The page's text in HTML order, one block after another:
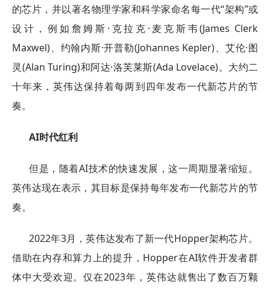
的芯片，并以著名物理学家和科学家命名每一代“架构”或
设计，例如詹姆斯·克拉克·麦克斯韦(James Clerk
Maxwel)、约翰内斯·开普勒(Johannes Kepler)、艾伦·图
灵(Alan Turing)和阿达·洛芙莱斯(Ada Lovelace)。大约二
十年来，英伟达保持着每两到四年发布一代新芯片的节
奏。
AI时代红利
但是，随着AI技术的快速发展，这一周期显著缩短。
英伟达现在表示，其目标是保持每年发布一代新芯片的节
奏。
2022年3月，英伟达发布了新一代Hopper架构芯片。
借助在内存和算力上的提升，Hopper在AI软件开发者群
体中大受欢迎。仅在2023年，英伟达就售出了数百万颗